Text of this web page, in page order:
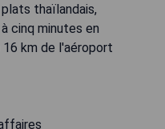
thaïlandais,
cinq minutes en
km de l'aéroport